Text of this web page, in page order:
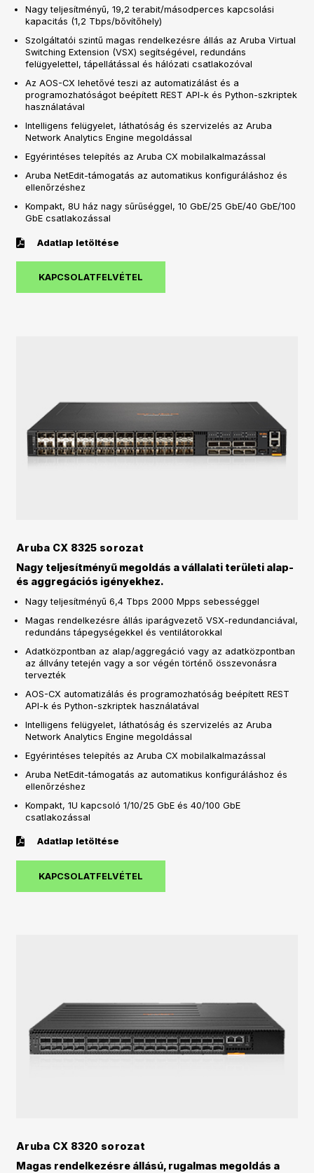
Nagy teljesítményű, 19,2 terabit/másodperces kapcsolási
kapacitás (1,2 Tbps/bővítőhely)
Szolgáltatói szintű magas rendelkezésre állás az Aruba Virtual
Switching Extension (VSX) segítségével, redundáns
felügyelettel, tápellátással és hálózati csatlakozóval
Az AOS-CX lehetővé teszi az automatizálást és a
programozhatóságot beépített REST API-k és Python-szkriptek
használatával
Intelligens felügyelet, láthatóság és szervizelés az Aruba
Network Analytics Engine megoldással
Egyérintéses telepítés az Aruba CX mobilalkalmazással
Aruba NetEdit-támogatás az automatikus konfiguráláshoz és
ellenőrzéshez
Kompakt, 8U ház nagy sűrűséggel, 10 GbE/25 GbE/40 GbE/100
GbE csatlakozással
Adatlap letöltése
KAPCSOLATFELVÉTEL
Aruba CX 8325 sorozat
Nagy teljesítményű megoldás a vállalati területi alap-
és aggregációs igényekhez.
Nagy teljesítményű 6,4 Tbps 2000 Mpps sebességgel
Magas rendelkezésre állás iparágvezető VSX-redundanciával,
redundáns tápegységekkel és ventilátorokkal
Adatközpontban az alap/aggregáció vagy az adatközpontban
az állvány tetején vagy a sor végén történő összevonásra
tervezték
AOS-CX automatizálás és programozhatóság beépített REST
API-k és Python-szkriptek használatával
Intelligens felügyelet, láthatóság és szervizelés az Aruba
Network Analytics Engine megoldással
Egyérintéses telepítés az Aruba CX mobilalkalmazással
Aruba NetEdit-támogatás az automatikus konfiguráláshoz és
ellenőrzéshez
Kompakt, 1U kapcsoló 1/10/25 GbE és 40/100 GbE
csatlakozással
Adatlap letöltése
KAPCSOLATFELVÉTEL
Aruba CX 8320 sorozat
Magas rendelkezésre állású, rugalmas megoldás a